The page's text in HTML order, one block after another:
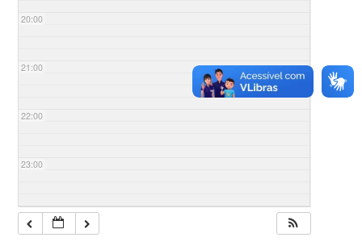
20:00
21:00
22:00
23:00